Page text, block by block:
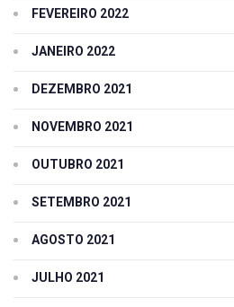
FEVEREIRO 2022
JANEIRO 2022
DEZEMBRO 2021
NOVEMBRO 2021
OUTUBRO 2021
SETEMBRO 2021
AGOSTO 2021
JULHO 2021